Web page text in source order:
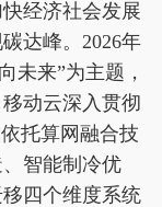
经济社会发展
达峰。2026年
未来”为主题，
动云深入贯彻
托算网融合技
智能制冷优
四个维度系统